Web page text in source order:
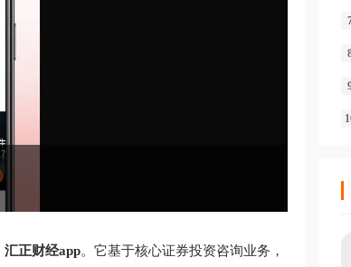
汇正财经app。它基于核心证券投资咨询业务，